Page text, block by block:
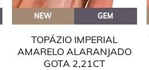
NEW GEM
TOPÁZIO IMPERIAL
AMARELO ALARANJADO
GOTA 2,21CT